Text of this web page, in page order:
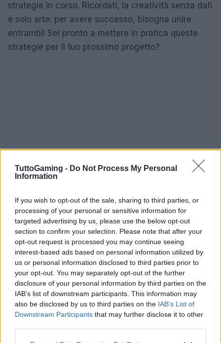
TuttoGaming - Do Not Process My Personal
Information
If you wish to opt-out of the sale, sharing to third parties, or
processing of your personal or sensitive information for
targeted advertising by us, please use the below opt-out
section to confirm your selection. Please note that after your
opt-out request is processed you may continue seeing
interest-based ads based on personal information utilized by
us or personal information disclosed to third parties prior to
your opt-out. You may separately opt-out of the further
disclosure of your personal information by third parties on the
IAB’s list of downstream participants. This information may
also be disclosed by us to third parties on the IAB’s List of
Downstream Participants that may further disclose it to other
strategie in corso. Ricordati, la creatività senza dati
è solo arte: per avere successo, bisogna unire
entrambi! Sei pronto a mettere in pratica queste
strategie per il tuo prossimo progetto?
AUTORE
AiAdhubMedia